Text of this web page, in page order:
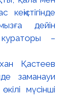
Қастеев
заманауи
мүсінші